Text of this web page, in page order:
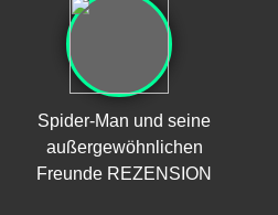
Spider-Man und seine
außergewöhnlichen
Freunde REZENSION